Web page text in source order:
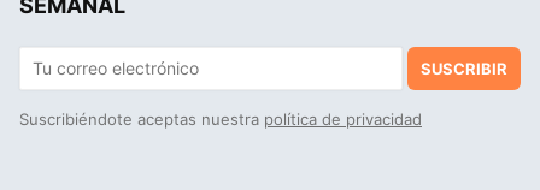
SUSCRIBIR
Suscribiéndote aceptas nuestra política de privacidad